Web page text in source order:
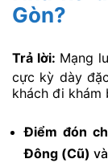
Gòn?
Trả lời: Mạng
cực kỳ dày
khách đi khám
Điểm đón
Đông (Cũ) và